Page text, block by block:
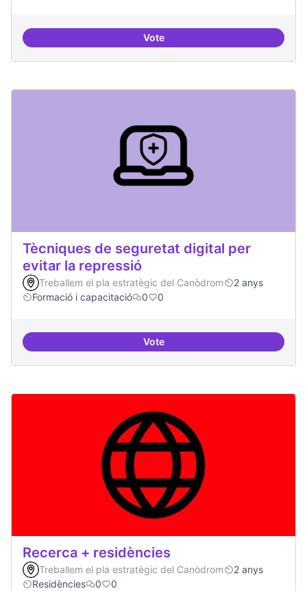
VoteIniciar línia de DDHH i capa
Tècniques de seguretat digital per
evitar la repressió
Treballem el pla estratègic del Canòdrom
2 anys
Formació i capacitació
0 0
VoteTècniques de seguretat digital
Recerca + residències
Treballem el pla estratègic del Canòdrom
2 anys
Residències
0 0